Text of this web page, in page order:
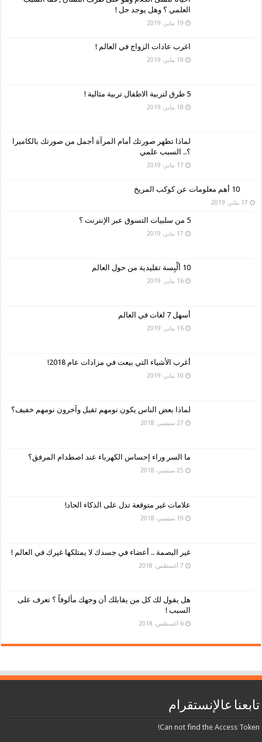
العلمي ؟ وهل يوجد حل !
19 يناير، 2019
اغرب عادات الزواج في العالم !
19 يناير، 2019
5 طرق لتربية الاطفال تربية مثالية !
18 يناير، 2019
لماذا تظهر صورتك أمام المرآة أجمل من صورتك بالكاميرا
؟.. السبب علمي
17 يناير، 2019
10 أهم معلومات عن كوكب المريخ
17 يناير، 2019
5 من سلبيات التسوق عبر الإنترنت ؟
17 يناير، 2019
10 ألْبِسة تقليدية من حول العالم
16 يناير، 2019
أسهل 7 لغات في العالم
16 يناير، 2019
أغرب الأشياء التي بيعت في مزادات عام 2018!
10 يناير، 2019
لماذا بعض الناس يكون نومهم ثقيل وآخرون نومهم خفيف؟
27 سبتمبر، 2018
ما السر وراء إحساس الكهرباء عند اصطدام المرفق؟
25 سبتمبر، 2018
علامات غير متوقعة تدل على الذكاء الحاد!
19 سبتمبر، 2018
غير البصمة .. أعضاء في جسدك لا يمتلكها غيرك في العالم !
7 أغسطس، 2018
هل يقول لك كل من يقابلك أن وجهك مألوفاً ؟ تعرف على
السبب !
6 أغسطس، 2018
تابعنا عالإنستقرام
Can not find the Access Token!